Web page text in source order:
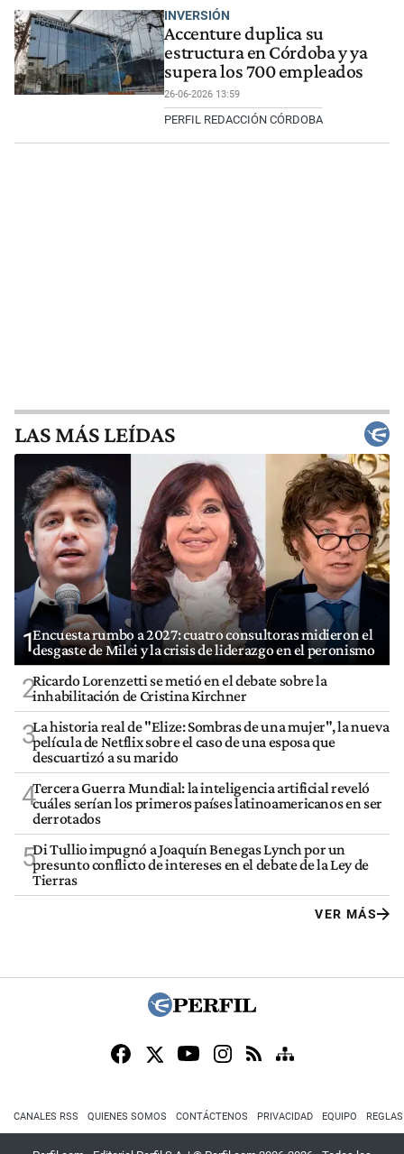
INVERSIÓN
Accenture duplica su
estructura en Córdoba y ya
supera los 700 empleados
26-06-2026 13:59
PERFIL REDACCIÓN CÓRDOBA
LAS MÁS LEÍDAS
1Encuesta rumbo a 2027: cuatro consultoras midieron el
desgaste de Milei y la crisis de liderazgo en el peronismo
2Ricardo Lorenzetti se metió en el debate sobre la
inhabilitación de Cristina Kirchner
3La historia real de "Elize: Sombras de una mujer", la nueva
película de Netflix sobre el caso de una esposa que
descuartizó a su marido
4Tercera Guerra Mundial: la inteligencia artificial reveló
cuáles serían los primeros países latinoamericanos en ser
derrotados
5Di Tullio impugnó a Joaquín Benegas Lynch por un
presunto conflicto de intereses en el debate de la Ley de
Tierras
VER MÁS
CANALES RSS QUIENES SOMOS CONTÁCTENOS PRIVACIDAD EQUIPO